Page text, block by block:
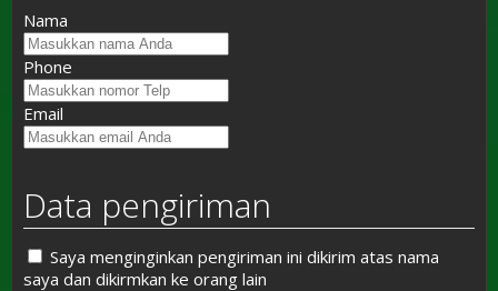
Nama
Phone
Email
Data pengiriman
Saya menginginkan pengiriman ini dikirim atas nama
saya dan dikirmkan ke orang lain